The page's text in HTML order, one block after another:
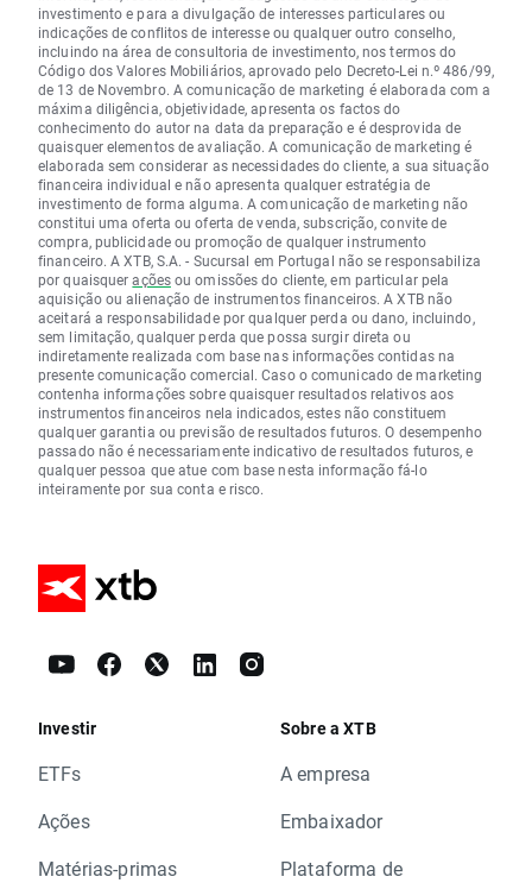
investimento e para a divulgação de interesses particulares ou
indicações de conflitos de interesse ou qualquer outro conselho,
incluindo na área de consultoria de investimento, nos termos do
Código dos Valores Mobiliários, aprovado pelo Decreto-Lei n.º 486/99,
de 13 de Novembro. A comunicação de marketing é elaborada com a
máxima diligência, objetividade, apresenta os factos do
conhecimento do autor na data da preparação e é desprovida de
quaisquer elementos de avaliação. A comunicação de marketing é
elaborada sem considerar as necessidades do cliente, a sua situação
financeira individual e não apresenta qualquer estratégia de
investimento de forma alguma. A comunicação de marketing não
constitui uma oferta ou oferta de venda, subscrição, convite de
compra, publicidade ou promoção de qualquer instrumento
financeiro. A XTB, S.A. - Sucursal em Portugal não se responsabiliza
por quaisqueraçõesou omissões do cliente, em particular pela
aquisição ou alienação de instrumentos financeiros. A XTB não
aceitará a responsabilidade por qualquer perda ou dano, incluindo,
sem limitação, qualquer perda que possa surgir direta ou
indiretamente realizada com base nas informações contidas na
presente comunicação comercial. Caso o comunicado de marketing
contenha informações sobre quaisquer resultados relativos aos
instrumentos financeiros nela indicados, estes não constituem
qualquer garantia ou previsão de resultados futuros. O desempenho
passado não é necessariamente indicativo de resultados futuros, e
qualquer pessoa que atue com base nesta informação fá-lo
inteiramente por sua conta e risco.
Investir
ETFs
Ações
Matérias-primas
Sobre a XTB
A empresa
Embaixador
Plataforma de